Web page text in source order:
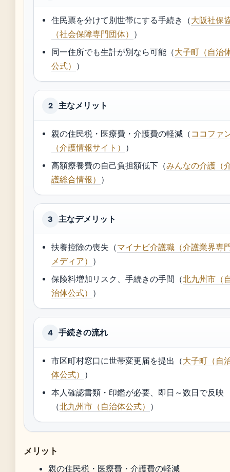
住民票を分けて別世帯にする手続き（大阪社保
（社会保障専門団体） ）
同一住所でも生計が別なら可能（大子町（自治
公式） ）
2 主なメリット
親の住民税・医療費・介護費の軽減（ ココファ
（介護情報サイト） ）
高額療養費の自己負担額低下（みんなの介護（
護総合情報） ）
3 主なデメリット
扶養控除の喪失（マイナビ介護職（介護業界専
メディア） ）
保険料増加リスク、手続きの手間（北九州市（
治体公式） ）
4 手続きの流れ
市区町村窓口に世帯変更届を提出（大子町（自
体公式） ）
本人確認書類・印鑑が必要、即日～数日で反映
（北九州市（自治体公式） ）
メリット
親の住民税・医療費・介護費の軽減